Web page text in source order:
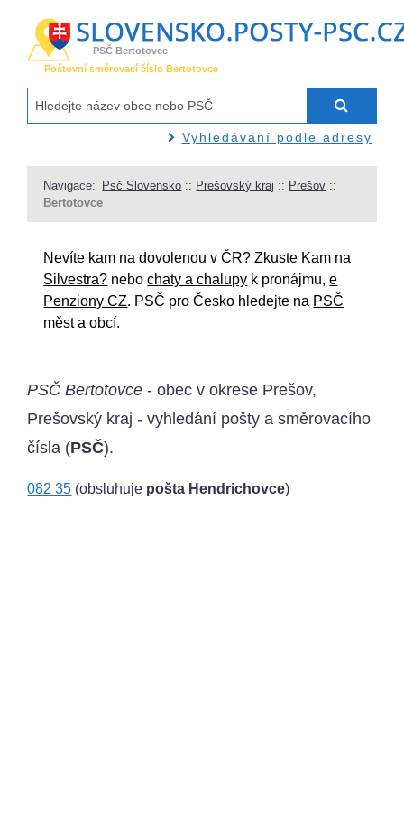
PSČ Bertotovce
Poštovní směrovací číslo Bertotovce
Vyhledávání podle adresy
Navigace: Psč Slovensko :: Prešovský kraj :: Prešov ::
Bertotovce
Nevíte kam na dovolenou v ČR? Zkuste Kam na
Silvestra? nebochaty a chalupy k pronájmu,e
Penziony CZ. PSČ pro Česko hledejte na PSČ
měst a obcí.
PSČ Bertotovce - obec v okrese Prešov,
Prešovský kraj - vyhledání pošty a směrovacího
čísla (PSČ).
082 35 (obsluhuje pošta Hendrichovce)